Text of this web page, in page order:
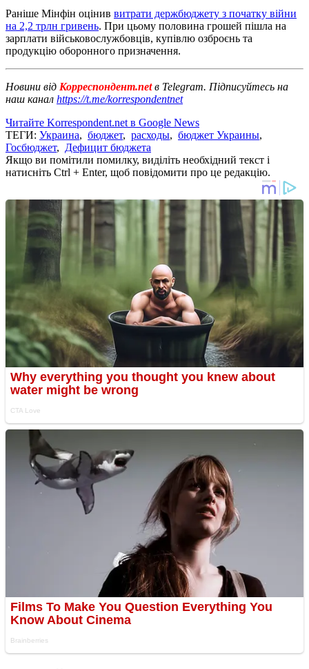
Раніше Мінфін оцінив витрати держбюджету з початку війни
на 2,2 трлн гривень. При цьому половина грошей пішла на
зарплати військовослужбовців, купівлю озброєнь та
продукцію оборонного призначення.
Новини від Корреспондент.netв Telegram. Підписуйтесь на
наш канал https://t.me/korrespondentnet
Читайте Korrespondent.net в Google News
ТЕГИ: Украина, бюджет, расходы, бюджет Украины,
Госбюджет, Дефицит бюджета
Якщо ви помітили помилку, виділіть необхідний текст і
натисніть Ctrl + Enter, щоб повідомити про це редакцію.